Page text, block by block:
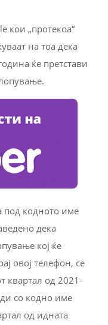
кои „протекоа“
на тоа дека
ќе претстави
под кодното име
дека
кој ќе
овој телефон, се
квартал од 2021-
со кодно име
од идната